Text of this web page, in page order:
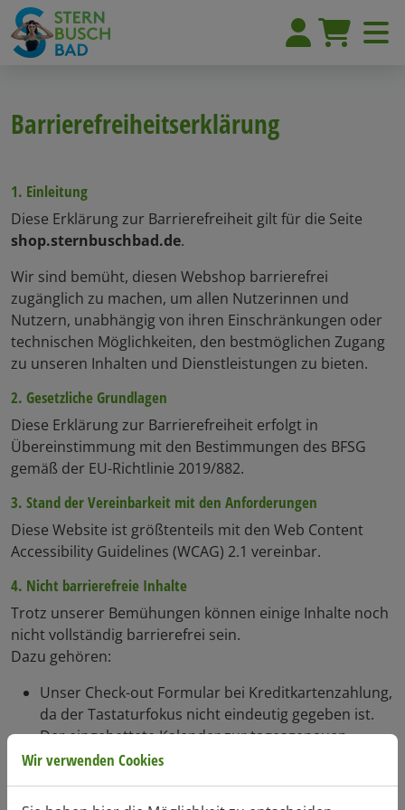
Barrierefreiheitserklärung
1. Einleitung
Diese Erklärung zur Barrierefreiheit gilt für die Seite
shop.sternbuschbad.de.
Wir sind bemüht, diesen Webshop barrierefrei
zugänglich zu machen, um allen Nutzerinnen und
Nutzern, unabhängig von ihren Einschränkungen oder
technischen Möglichkeiten, den bestmöglichen Zugang
zu unseren Inhalten und Dienstleistungen zu bieten.
2. Gesetzliche Grundlagen
Diese Erklärung zur Barrierefreiheit erfolgt in
Übereinstimmung mit den Bestimmungen des BFSG
gemäß der EU-Richtlinie 2019/882.
3. Stand der Vereinbarkeit mit den Anforderungen
Diese Website ist größtenteils mit den Web Content
Accessibility Guidelines (WCAG) 2.1 vereinbar.
4. Nicht barrierefreie Inhalte
Trotz unserer Bemühungen können einige Inhalte noch
nicht vollständig barrierefrei sein.
Dazu gehören:
Unser Check-out Formular bei Kreditkartenzahlung,
da der Tastaturfokus nicht eindeutig gegeben ist.
Der eingebettete Kalender zur tagesgenauen
Ticketauswahl, der nicht in vollem Umfang
Wir verwenden Cookies